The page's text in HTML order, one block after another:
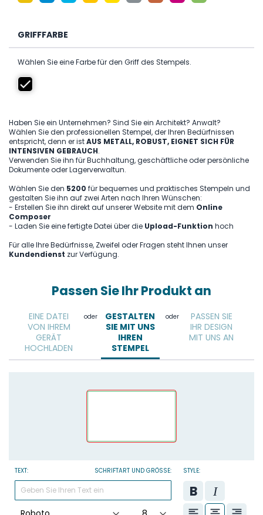
GRIFFFARBE
Wählen Sie eine Farbe für den Griff des Stempels.
Haben Sie ein Unternehmen? Sind Sie ein Architekt? Anwalt?
Wählen Sie den professionellen Stempel, der Ihren Bedürfnissen
entspricht, denn er istAUS METALL, ROBUST, EIGNET SICH FÜR
INTENSIVEN GEBRAUCH.
Verwenden Sie ihn für Buchhaltung, geschäftliche oder persönliche
Dokumente oder Lagerverwaltun.
Wählen Sie den 5200 für bequemes und praktisches Stempeln und
gestalten Sie ihn auf zwei Arten nach Ihren Wünschen:
- Erstellen Sie ihn direkt auf unserer Website mit dem Online
Composer
- Laden Sie eine fertigte Datei über die Upload-Funktion hoch
Für alle Ihre Bedürfnisse, Zweifel oder Fragen steht Ihnen unser
Kundendienst zur Verfügung.
Passen Sie Ihr Produkt an
EINE DATEI
VON IHREM
GERÄT
HOCHLADEN
oder
GESTALTEN
SIE MIT UNS
IHREN
STEMPEL
TEXT: SCHRIFTART UND GRÖSSE: STYLE:
oder
PASSEN SIE
IHR DESIGN
MIT UNS AN